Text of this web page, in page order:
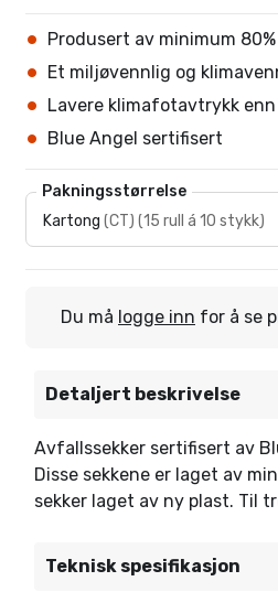
Produsert av minimum
Et miljøvennlig og
Lavere klimafotavtrykk
Blue Angel sertifisert
Pakningsstørrelse
Kartong (CT) (15 rull á 10 stykk)
Du må logge inn for å se
Detaljert beskrivelse
Avfallssekker sertifisert av
Disse sekkene er laget av
sekker laget av ny plast. Til
Teknisk spesifikasjon